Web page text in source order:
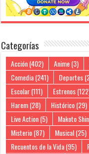
Categorías
Acción(402) Anime(3)
Comedia(241) Deportes
Escolar(111) Estrenos
Harem(28) Histórico(29)
Live Action(5) Makoto
Misterio(87) Musical(25)
Recuentos de la Vida(95)